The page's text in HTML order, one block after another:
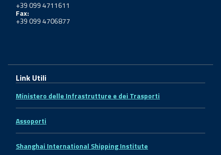
+39 099 4711611
Fax:
+39 099 4706877
Link Utili
Ministero delle Infrastrutture e dei Trasporti
Assoporti
Shanghai International Shipping Institute